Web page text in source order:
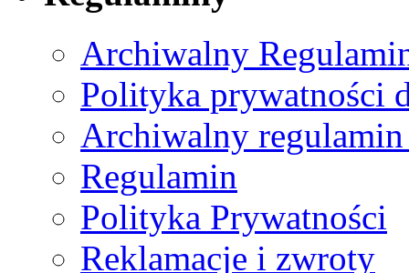
Archiwalny
Polityka prywatności
Archiwalny
Regulamin
Polityka Prywatności
Reklamacje i zwroty